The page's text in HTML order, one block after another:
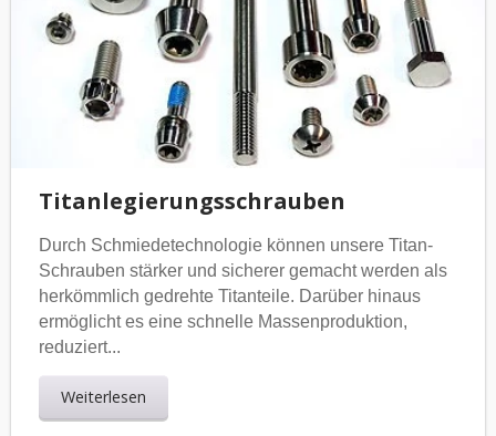
Titanlegierungsschrauben
Durch Schmiedetechnologie können unsere Titan-
Schrauben stärker und sicherer gemacht werden als
herkömmlich gedrehte Titanteile. Darüber hinaus
ermöglicht es eine schnelle Massenproduktion,
reduziert...
Weiterlesen